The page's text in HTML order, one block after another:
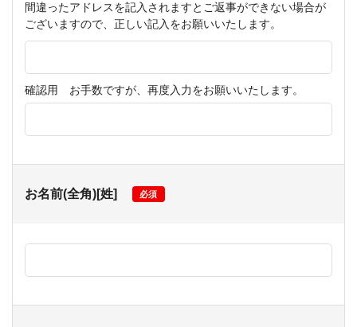
間違ったアドレスを記入されますとご返事ができない場合が
ございますので、正しい記入をお願いいたします。
確認用 お手数ですが、再度入力をお願いいたします。
お名前(全角)[姓] 必須